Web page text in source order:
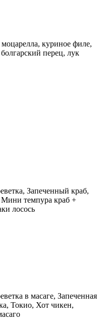
куриное филе,
перец, лук
Запеченный краб,
темпура краб +
лосось
в масаге, Запеченная
Токио, Хот чикен,